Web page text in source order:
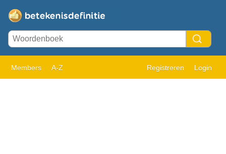
Members A-Z Registreren Login